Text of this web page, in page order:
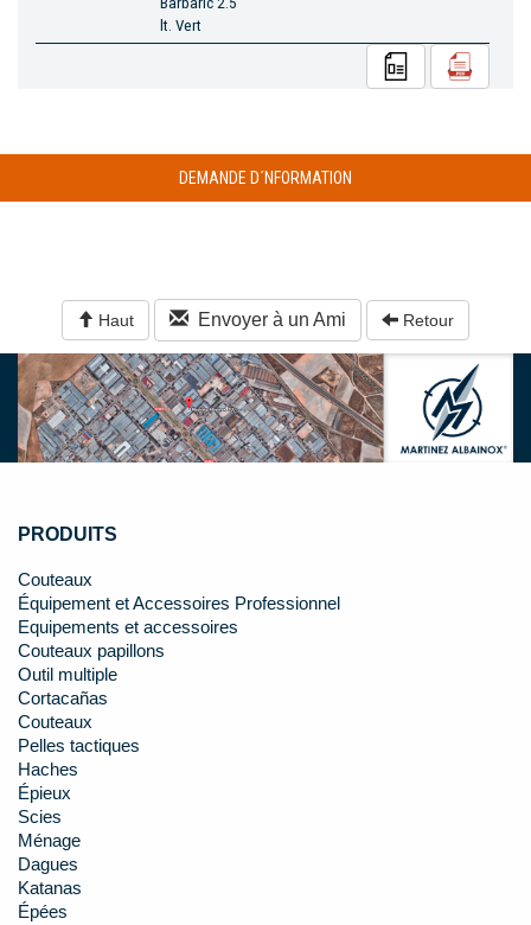
lt. Vert
DEMANDE D´NFORMATION
Haut Envoyer à un Ami Retour
PRODUITS
Couteaux
Équipement et Accessoires Professionnel
Equipements et accessoires
Couteaux papillons
Outil multiple
Cortacañas
Couteaux
Pelles tactiques
Haches
Épieux
Scies
Ménage
Dagues
Katanas
Épées